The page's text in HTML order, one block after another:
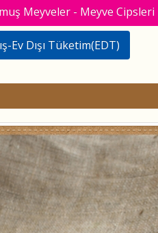
Meyveler - Meyve Cipsleri
Ev Dışı Tüketim(EDT)